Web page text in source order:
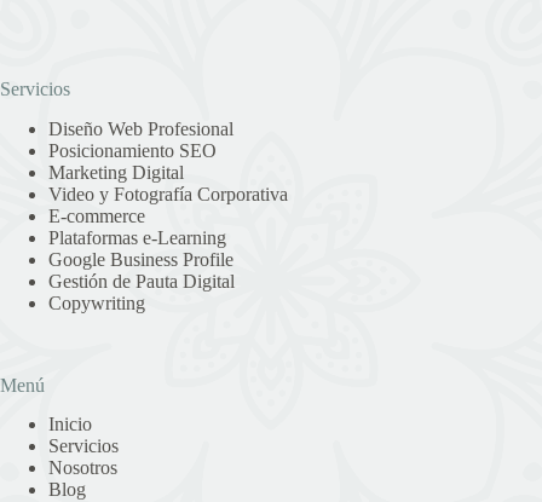
Servicios
Diseño Web Profesional
Posicionamiento SEO
Marketing Digital
Video y Fotografía Corporativa
E-commerce
Plataformas e-Learning
Google Business Profile
Gestión de Pauta Digital
Copywriting
Menú
Inicio
Servicios
Nosotros
Blog